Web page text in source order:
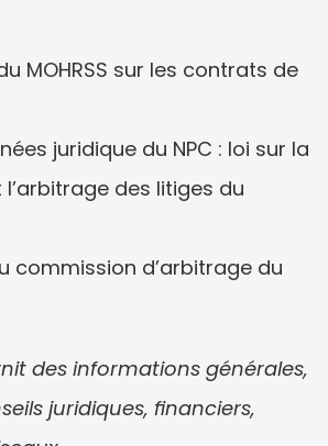
MOHRSS sur les contrats de
juridique du NPC : loi sur la
des litiges du
commission d’arbitrage du
des informations générales,
juridiques, financiers,